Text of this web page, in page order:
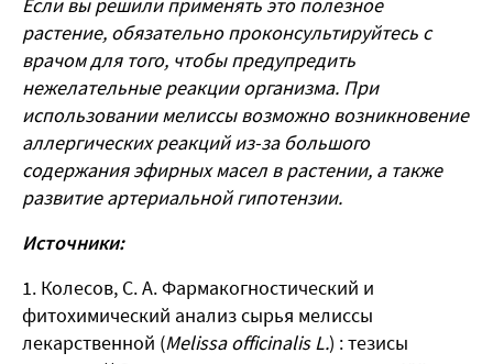
растение, обязательно проконсультируйтесь с
врачом для того, чтобы предупредить
нежелательные реакции организма. При
использовании мелиссы возможно возникновение
аллергических реакций из-за большого
содержания эфирных масел в растении, а также
развитие артериальной гипотензии.
Источники:
Колесов, С. А. Фармакогностический и
фитохимический анализ сырья мелиссы
лекарственной (Melissa officinalis L.) : тезисы